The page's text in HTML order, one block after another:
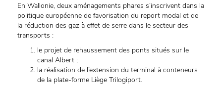
En Wallonie, deux aménagements phares s’inscrivent dans la
politique européenne de favorisation du report modal et de
la réduction des gaz à effet de serre dans le secteur des
transports :
le projet de rehaussement des ponts situés sur le
canal Albert ;
la réalisation de l’extension du terminal à conteneurs
de la plate-forme Liège Trilogiport.